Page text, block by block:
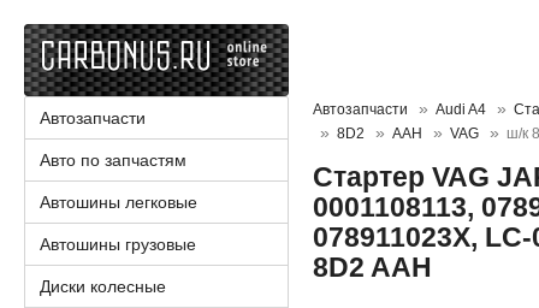
Автозапчасти Audi A4
8D2
AAH VAG ш/к
Стартер VAG
0001108113,
078911023X,
8D2 AAH
Автозапчасти
Авто по запчастям
Автошины легковые
Автошины грузовые
Диски колесные